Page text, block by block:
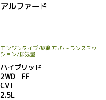
アルファード
エンジンタイプ/駆動方式/トランスミッ
ション/排気量
ハイブリッド
2WD FF
CVT
2.5L